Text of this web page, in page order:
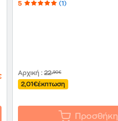
5 (1)
Αρχική :22,90€
2,01€έκπτωση
Προσθήκη